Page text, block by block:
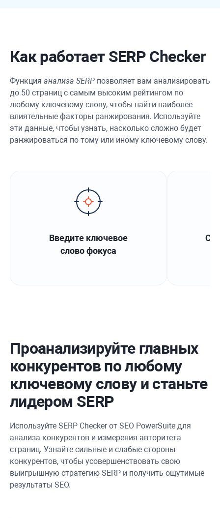
Как работает SERP Checker
Функция анализа SERP позволяет вам анализировать
до 50 страниц с самым высоким рейтингом по
любому ключевому слову, чтобы найти наиболее
влиятельные факторы ранжирования. Используйте
эти данные, чтобы узнать, насколько сложно будет
ранжироваться по тому или иному ключевому слову.
Введите ключевое
слово фокуса
Проанализируйте главных
конкурентов по любому
ключевому слову и станьте
лидером SERP
Используйте SERP Checker от SEO PowerSuite для
анализа конкурентов и измерения авторитета
страниц. Узнайте сильные и слабые стороны
конкурентов, чтобы усовершенствовать свою
выигрышную стратегию SERP и получить ощутимые
результаты SEO.